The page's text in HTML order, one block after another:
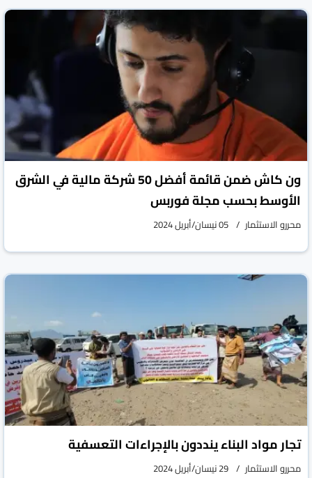
ون كاش ضمن قائمة أفضل 50 شركة مالية في الشرق
الأوسط بحسب مجلة فوربس
محررو الاستثمار 05 نيسان/أبريل 2024
تجار مواد البناء ينددون بالإجراءات التعسفية
محررو الاستثمار 29 نيسان/أبريل 2024